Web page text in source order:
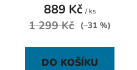
889 Kč / ks
1 299 Kč (–31 %)
DO KOŠÍKU